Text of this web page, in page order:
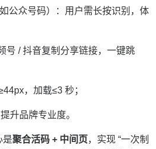
公众号码）：用户需长按识别，体
号 / 抖音复制分享链接，一键跳
，加载≤3 秒；
升品牌专业度。
是聚合活码 + 中间页，实现 “一次制